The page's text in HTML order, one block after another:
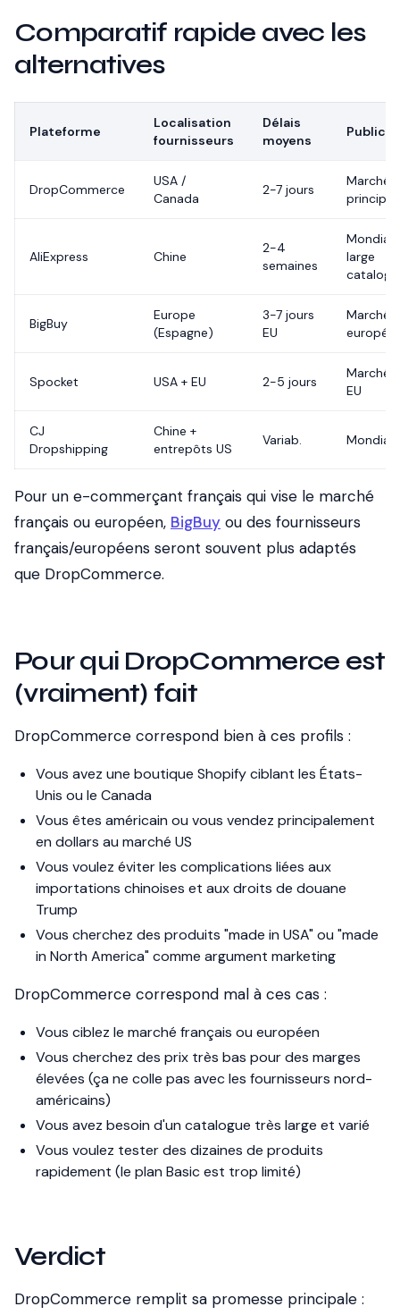
Comparatif rapide avec les
alternatives
Plateforme
Localisation
fournisseurs
Délais
moyens
Public
DropCommerce
USA /
Canada
2-7 jours
Marché
AliExpress Chine
2-4
semaines
Mondial,
large
BigBuy
Europe
(Espagne)
3-7 jours
EU
Marché
Spocket USA + EU 2-5 jours
Marché
EU
CJ
Dropshipping
Chine +
entrepôts US
Variab. Mondial
Pour un e-commerçant français qui vise le marché
français ou européen, BigBuy ou des fournisseurs
français/européens seront souvent plus adaptés
que DropCommerce.
Pour qui DropCommerce est
(vraiment) fait
DropCommerce correspond bien à ces profils :
Vous avez une boutique Shopify ciblant les États-
Unis ou le Canada
Vous êtes américain ou vous vendez principalement
en dollars au marché US
Vous voulez éviter les complications liées aux
importations chinoises et aux droits de douane
Trump
Vous cherchez des produits "made in USA" ou "made
in North America" comme argument marketing
DropCommerce correspond mal à ces cas :
Vous ciblez le marché français ou européen
Vous cherchez des prix très bas pour des marges
élevées (ça ne colle pas avec les fournisseurs nord-
américains)
Vous avez besoin d'un catalogue très large et varié
Vous voulez tester des dizaines de produits
rapidement (le plan Basic est trop limité)
Verdict
DropCommerce remplit sa promesse principale :